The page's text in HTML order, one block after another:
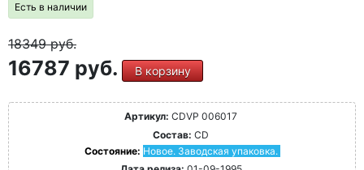
Есть в наличии
18349руб.
16787 руб. В корзину
Артикул: CDVP 006017
Состав: CD
Состояние: Новое. Заводская упаковка.